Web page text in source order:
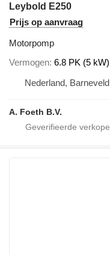
Leybold E250
Prijs op aanvraag
Motorpomp
Vermogen 6.8 PK (5 kW)
Nederland, Barneveld
A. Foeth B.V.